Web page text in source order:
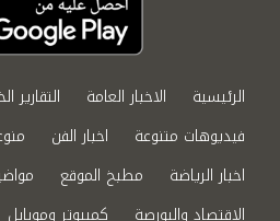
الرئيسية الاخبار العامة التقارير
فيديوهات متنوعة
اخبار الفن
اخبار الرياضة
مطبخ الموقع
الاقتصاد والبورصة
كمبيوتر وموبايل